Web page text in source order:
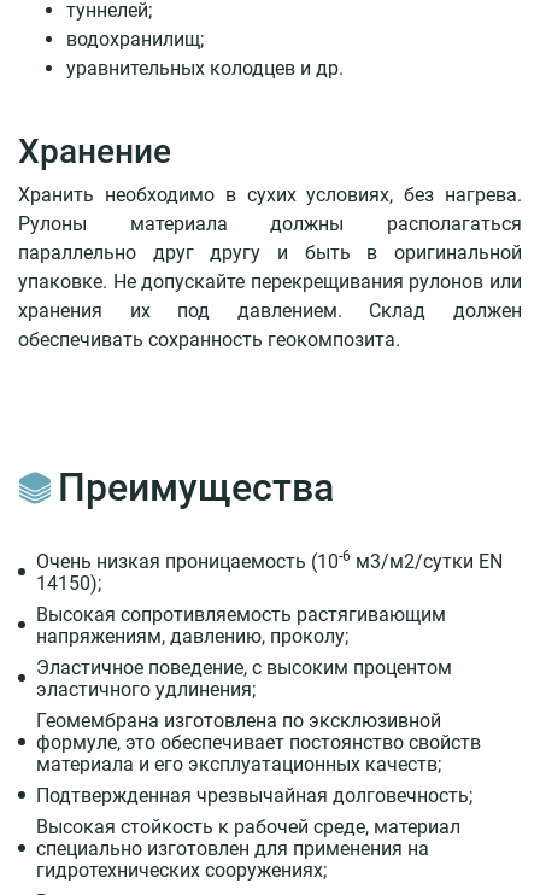
06-
info@tempstroy.ru
туннелей;
водохранилищ;
уравнительных колодцев и др.
Хранение
Хранить необходимо в сухих условиях, без нагрева.
Рулоны материала должны располагаться
параллельно друг другу и быть в оригинальной
упаковке. Не допускайте перекрещивания рулонов или
хранения их под давлением. Склад должен
обеспечивать сохранность геокомпозита.
Преимущества
Очень низкая проницаемость (10-6 м3/м2/сутки EN
14150);
Высокая сопротивляемость растягивающим
напряжениям, давлению, проколу;
Эластичное поведение, с высоким процентом
эластичного удлинения;
Геомембрана изготовлена по эксклюзивной
формуле, это обеспечивает постоянство свойств
материала и его эксплуатационных качеств;
Подтвержденная чрезвычайная долговечность;
Высокая стойкость к рабочей среде, материал
специально изготовлен для применения на
гидротехнических сооружениях;